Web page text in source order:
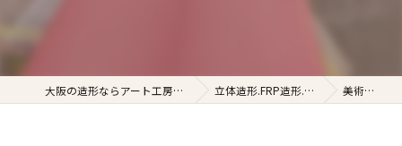
大阪の造形ならアート工房Dekunobou 立体造形.FRP造形.立体看板 美術セット